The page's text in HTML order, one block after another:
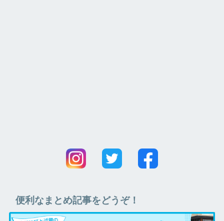
便利なまとめ記事をどうぞ！